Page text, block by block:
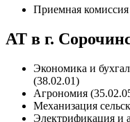
Приемная комиссия
АТ в г.
Экономика и
(38.02.01)
Агрономия
Механизация
Электрификация и